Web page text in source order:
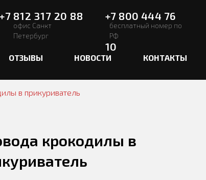
КОНТАКТЫ
88 +7 800 444 76
10
бесплатный номер по
в прикуриватель
крокодилы в